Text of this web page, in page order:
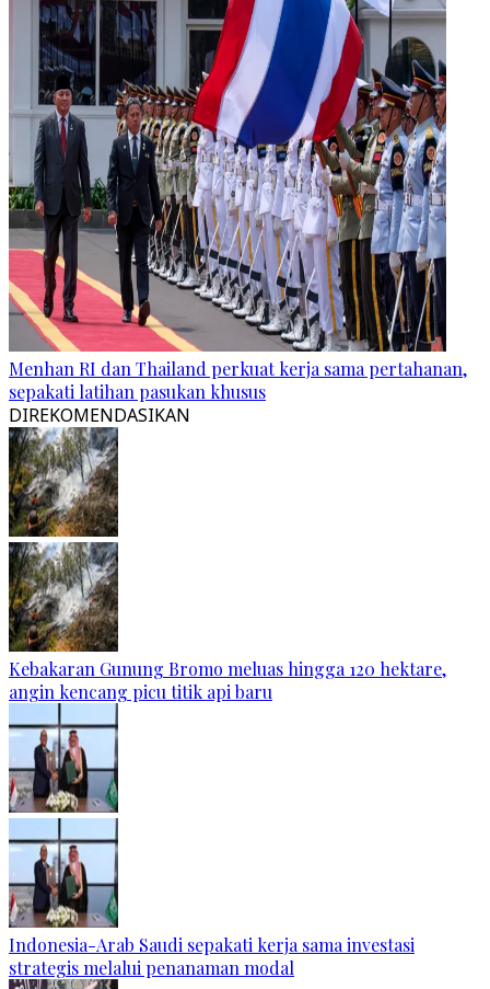
Menhan RI dan Thailand perkuat kerja sama pertahanan,
sepakati latihan pasukan khusus
DIREKOMENDASIKAN
Kebakaran Gunung Bromo meluas hingga 120 hektare,
angin kencang picu titik api baru
Indonesia-Arab Saudi sepakati kerja sama investasi
strategis melalui penanaman modal